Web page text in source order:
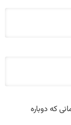
که دوباره